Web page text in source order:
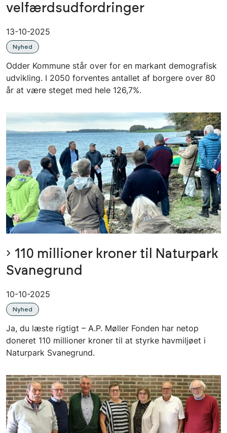
velfærdsudfordringer
13-10-2025
Nyhed
Odder Kommune står over for en markant demografisk
udvikling. I 2050 forventes antallet af borgere over 80
år at være steget med hele 126,7%.
110 millioner kroner til Naturpark
Svanegrund
10-10-2025
Nyhed
Ja, du læste rigtigt – A.P. Møller Fonden har netop
doneret 110 millioner kroner til at styrke havmiljøet i
Naturpark Svanegrund.